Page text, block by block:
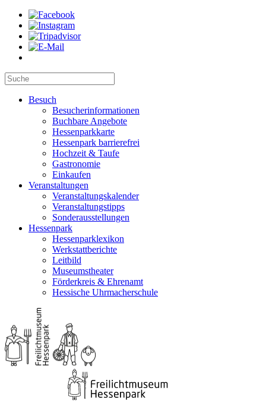
Besuch
Besucherinformationen
Buchbare Angebote
Hessenparkkarte
Hessenpark barrierefrei
Hochzeit & Taufe
Gastronomie
Einkaufen
Veranstaltungen
Veranstaltungskalender
Veranstaltungstipps
Sonderausstellungen
Hessenpark
Hessenparklexikon
Werkstattberichte
Leitbild
Museumstheater
Förderkreis & Ehrenamt
Hessische Uhrmacherschule